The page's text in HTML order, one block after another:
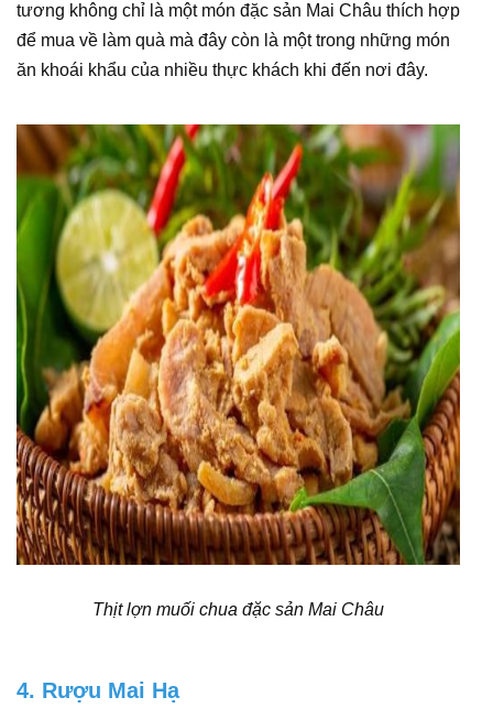
tương không chỉ là một món đặc sản Mai Châu thích hợp
để mua về làm quà mà đây còn là một trong những món
ăn khoái khẩu của nhiều thực khách khi đến nơi đây.
Thịt lợn muối chua đặc sản Mai Châu
4. Rượu Mai Hạ